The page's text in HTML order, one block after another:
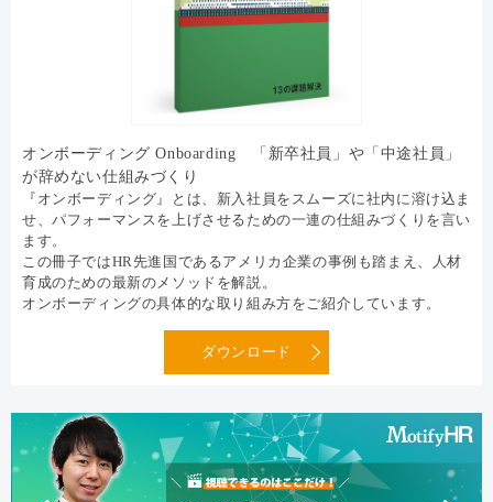
オンボーディング Onboarding 「新卒社員」や「中途社員」
が辞めない仕組みづくり
『オンボーディング』とは、新入社員をスムーズに社内に溶け込ま
せ、パフォーマンスを上げさせるための一連の仕組みづくりを言い
ます。
この冊子ではHR先進国であるアメリカ企業の事例も踏まえ、人材
育成のための最新のメソッドを解説。
オンボーディングの具体的な取り組み方をご紹介しています。
ダウンロード